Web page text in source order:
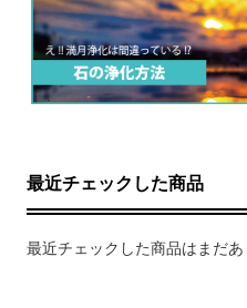
最近チェックした商品
最近チェックした商品はまだあ